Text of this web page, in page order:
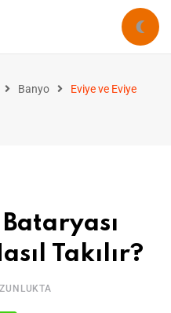
Banyo
Eviye ve Eviye
Takılır?